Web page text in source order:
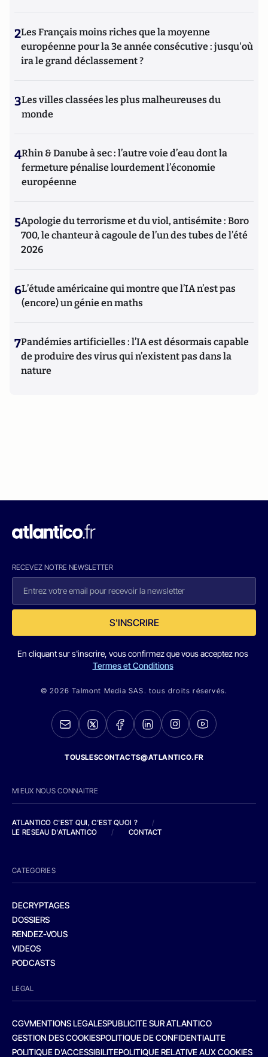
2Les Français moins riches que la moyenne
européenne pour la 3e année consécutive : jusqu'où
ira le grand déclassement ?
3Les villes classées les plus malheureuses du
monde
4Rhin & Danube à sec : l’autre voie d’eau dont la
fermeture pénalise lourdement l’économie
européenne
5Apologie du terrorisme et du viol, antisémite : Boro
700, le chanteur à cagoule de l’un des tubes de l’été
2026
6L’étude américaine qui montre que l’IA n’est pas
(encore) un génie en maths
7Pandémies artificielles : l’IA est désormais capable
de produire des virus qui n’existent pas dans la
nature
RECEVEZ NOTRE NEWSLETTER
S'INSCRIRE
En cliquant sur s'inscrire, vous confirmez que vous acceptez nos
Termes et Conditions
© 2026 Talmont Media SAS. tous droits réservés.
TOUSLESCONTACTS@ATLANTICO.FR
MIEUX NOUS CONNAITRE
ATLANTICO C'EST QUI, C'EST QUOI ?
/
LE RESEAU D'ATLANTICO
/ CONTACT
CATEGORIES
DECRYPTAGES
DOSSIERS
RENDEZ-VOUS
VIDEOS
PODCASTS
LEGAL
CGVMENTIONS LEGALESPUBLICITE SUR ATLANTICO
GESTION DES COOKIESPOLITIQUE DE CONFIDENTIALITE
POLITIQUE D’ACCESSIBILITEPOLITIQUE RELATIVE AUX COOKIES